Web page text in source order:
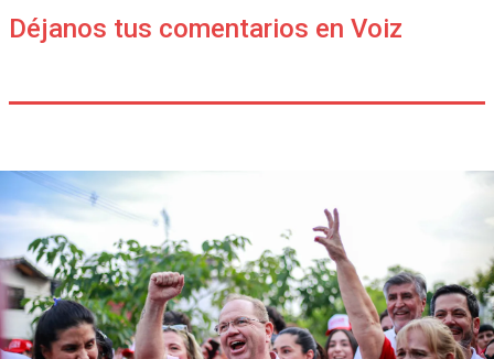
Déjanos tus comentarios en Voiz